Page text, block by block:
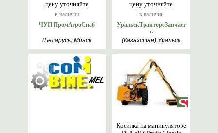
цену уточняйте
в наличии
ЧУП ПромАгроСнаб
(Беларусь) Минск
цену уточняйте
в наличии
УральскТрактороЗапчаст
ь
(Казахстан) Уральск
Косилка на манипуляторе